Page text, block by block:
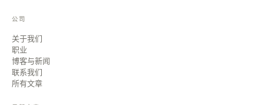
公司
关于我们
职业
博客与新闻
联系我们
所有文章